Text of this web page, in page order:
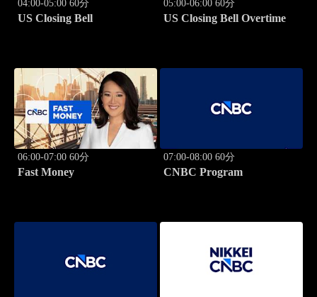
04:00-05:00 60分
US Closing Bell
05:00-06:00 60分
US Closing Bell Overtime
06:00-07:00 60分
Fast Money
07:00-08:00 60分
CNBC Program